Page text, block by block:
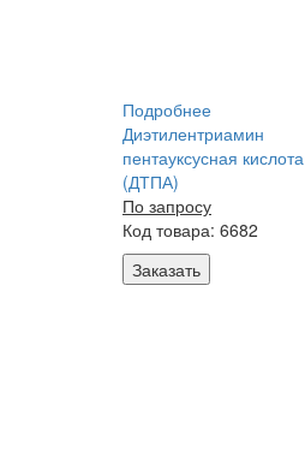
Подробнее
Диэтилентриамин
пентауксусная кислота
(ДТПА)
По запросу
Код товара: 6682
Заказать